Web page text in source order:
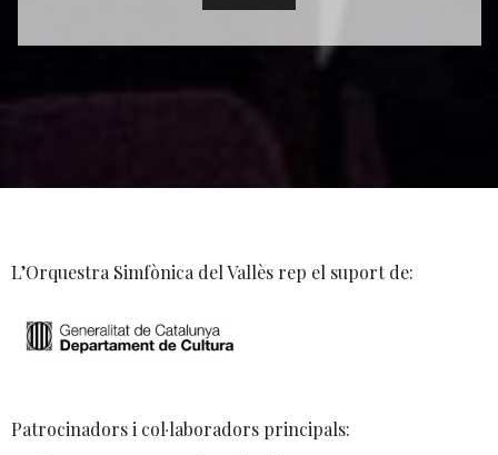
L’Orquestra Simfònica del Vallès rep el suport de:
Patrocinadors i col·laboradors principals: